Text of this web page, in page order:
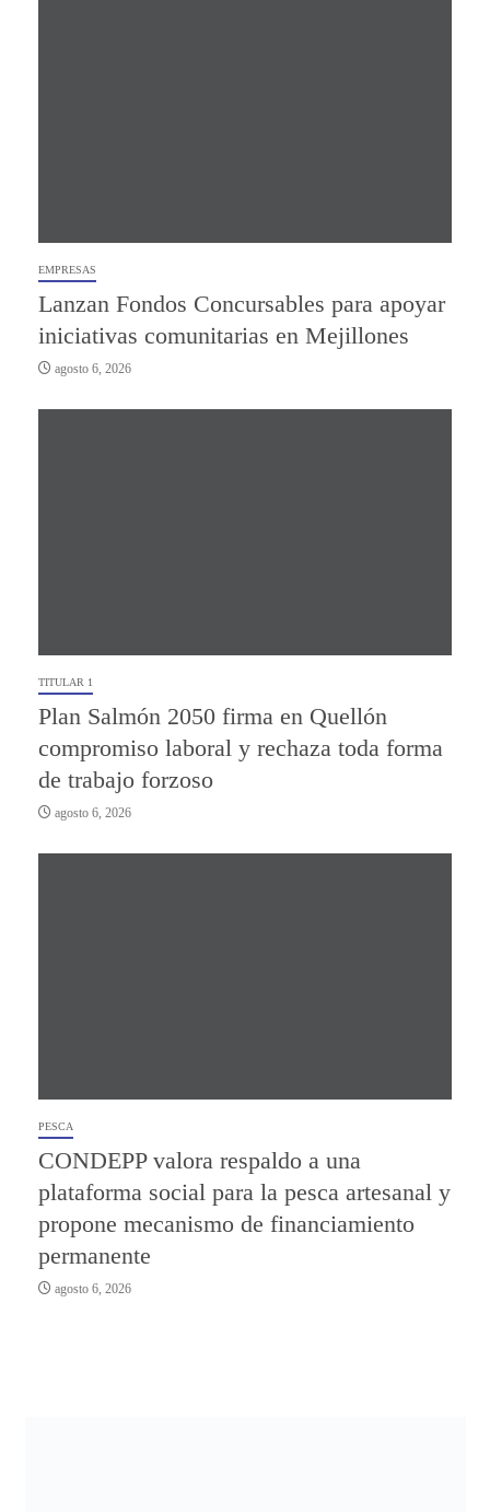
EMPRESAS
Lanzan Fondos Concursables para apoyar
iniciativas comunitarias en Mejillones
agosto 6, 2026
TITULAR 1
Plan Salmón 2050 firma en Quellón
compromiso laboral y rechaza toda forma
de trabajo forzoso
agosto 6, 2026
PESCA
CONDEPP valora respaldo a una
plataforma social para la pesca artesanal y
propone mecanismo de financiamiento
permanente
agosto 6, 2026